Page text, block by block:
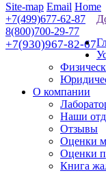
Site-map Email Home
+7(499)677-62-87
8(800)700-29-77
+7(930)967-82-67
О компании
Наши
Отзывы
Оценки
Оценки
Книга